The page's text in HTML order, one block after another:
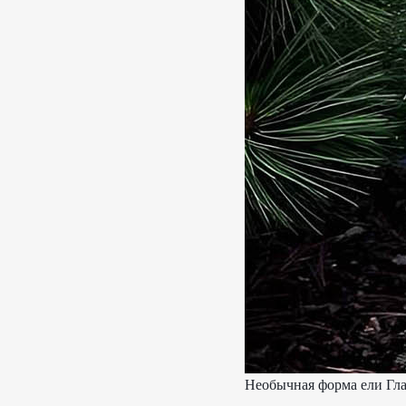
Необычная форма ели